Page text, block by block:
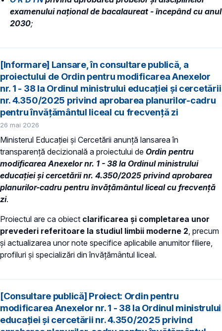
examenului național de bacalaureat - începând cu anul
2030;
[Informare] Lansare, în consultare publică, a
proiectului de Ordin pentru modificarea Anexelor
nr. 1 - 38 la Ordinul ministrului educației și cercetării
nr. 4.350/2025 privind aprobarea planurilor-cadru
pentru învățământul liceal cu frecvență zi
26 mai 2026
Ministerul Educației și Cercetării anunță lansarea în
transparență decizională a proiectului de Ordin pentru
modificarea Anexelor nr. 1 - 38 la Ordinul ministrului
educației și cercetării nr. 4.350/2025 privind aprobarea
planurilor-cadru pentru învățământul liceal cu frecvență
zi.
Proiectul are ca obiect clarificarea și completarea unor
prevederi referitoare la studiul limbii moderne 2, precum
și actualizarea unor note specifice aplicabile anumitor filiere,
profiluri și specializări din învățământul liceal.
[Consultare publică] Proiect: Ordin pentru
modificarea Anexelor nr. 1 - 38 la Ordinul ministrului
educației și cercetării nr. 4.350/2025 privind